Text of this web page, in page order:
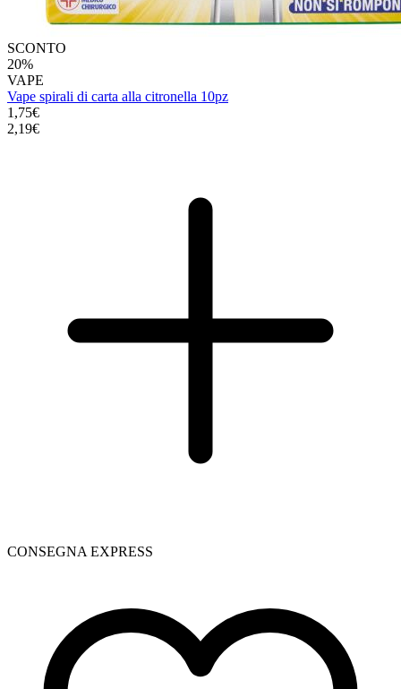
SCONTO
20%
VAPE
Vape spirali di carta alla citronella 10pz
1,75€
2,19€
CONSEGNA EXPRESS